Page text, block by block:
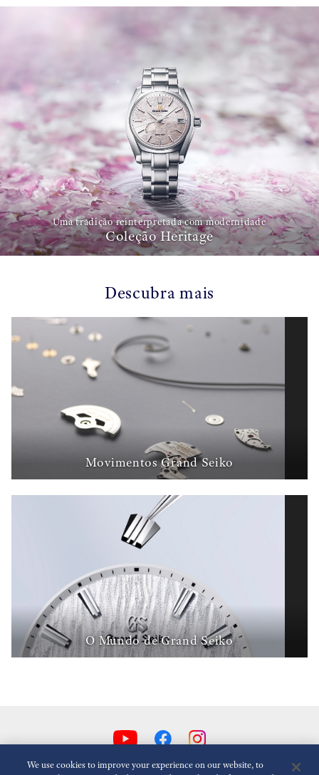
Uma tradição reinterpretada com modernidade
Coleção Heritage
Descubra mais
Movimentos Grand Seiko
O Mundo de Grand Seiko
We use cookies to improve your experience on our website, to